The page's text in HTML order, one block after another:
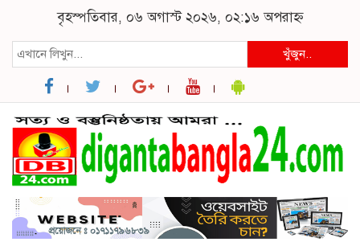
বৃহস্পতিবার, ০৬ অগাস্ট ২০২৬, ০২:১৬ অপরাহ্ন
খুঁজুন..